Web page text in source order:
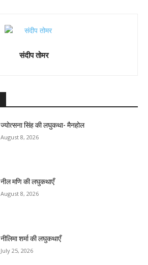
संदीप तोमर
ज्योत्सना सिंह की लघुकथा- मैनहोल
August 8, 2026
नील मणि की लघुकथाएँ
August 8, 2026
नीलिमा शर्मा की लघुकथाएँ
July 25, 2026